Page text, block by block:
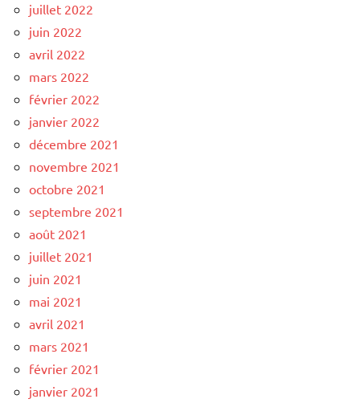
juillet 2022
juin 2022
avril 2022
mars 2022
février 2022
janvier 2022
décembre 2021
novembre 2021
octobre 2021
septembre 2021
août 2021
juillet 2021
juin 2021
mai 2021
avril 2021
mars 2021
février 2021
janvier 2021